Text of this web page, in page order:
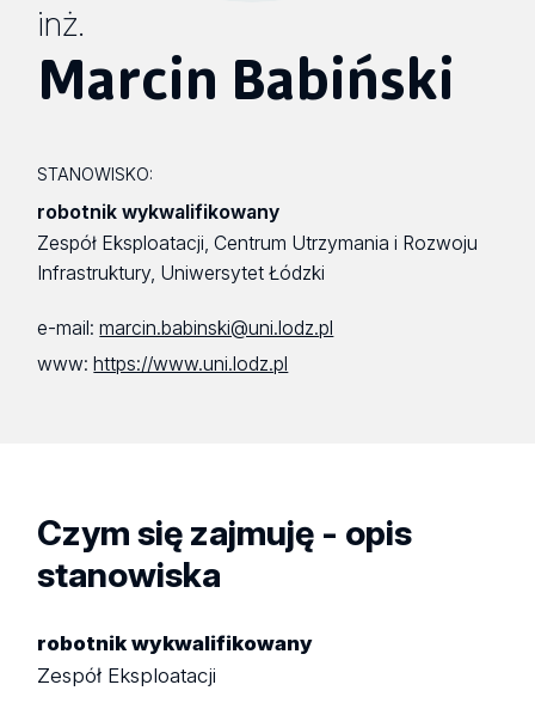
inż.
Marcin Babiński
STANOWISKO:
robotnik wykwalifikowany
Zespół Eksploatacji, Centrum Utrzymania i Rozwoju
Infrastruktury, Uniwersytet Łódzki
e-mail:marcin.babinski@uni.lodz.pl
www:https://www.uni.lodz.pl
Czym się zajmuję - opis
stanowiska
robotnik wykwalifikowany
Zespół Eksploatacji